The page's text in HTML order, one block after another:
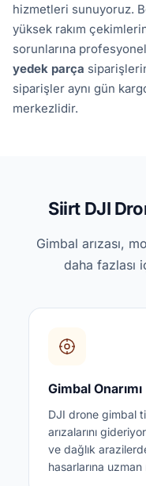
hizmetleri sunuyoruz.
yüksek rakım
sorunlarına
yedek parça
siparişler aynı gün
merkezlidir.
Siirt DJI
Gimbal arızası,
daha fazlası
Gimbal Onarımı
DJI drone gimbal
arızalarını
ve dağlık
hasarlarına